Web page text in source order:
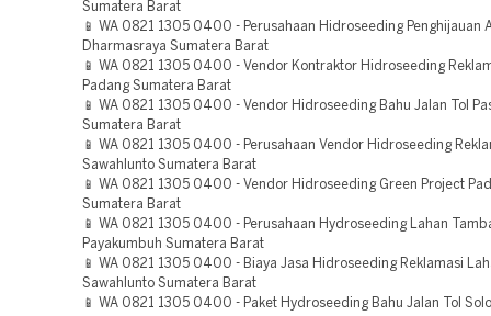
Sumatera Barat
📱 WA 0821 1305 0400 - Perusahaan Hidroseeding Penghijauan
Dharmasraya Sumatera Barat
📱 WA 0821 1305 0400 - Vendor Kontraktor Hidroseeding
Padang Sumatera Barat
📱 WA 0821 1305 0400 - Vendor Hidroseeding Bahu Jalan Tol
Sumatera Barat
📱 WA 0821 1305 0400 - Perusahaan Vendor Hidroseeding
Sawahlunto Sumatera Barat
📱 WA 0821 1305 0400 - Vendor Hidroseeding Green Project
Sumatera Barat
📱 WA 0821 1305 0400 - Perusahaan Hydroseeding Lahan
Payakumbuh Sumatera Barat
📱 WA 0821 1305 0400 - Biaya Jasa Hidroseeding Reklamasi
Sawahlunto Sumatera Barat
📱 WA 0821 1305 0400 - Paket Hydroseeding Bahu Jalan Tol